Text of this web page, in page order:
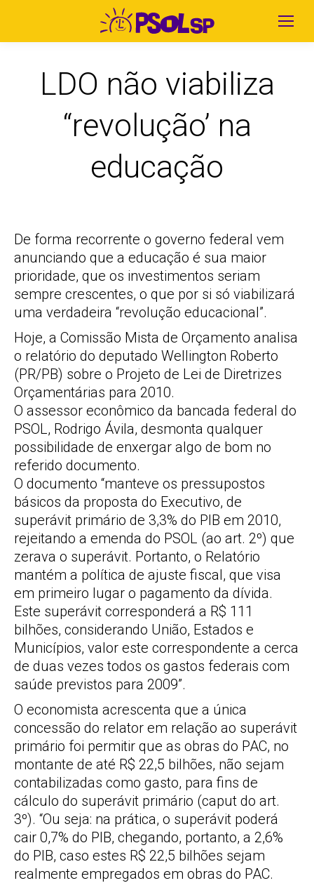
LDO não viabiliza
“revolução’ na
educação
De forma recorrente o governo federal vem
anunciando que a educação é sua maior
prioridade, que os investimentos seriam
sempre crescentes, o que por si só viabilizará
uma verdadeira “revolução educacional”.
Hoje, a Comissão Mista de Orçamento analisa
o relatório do deputado Wellington Roberto
(PR/PB) sobre o Projeto de Lei de Diretrizes
Orçamentárias para 2010.
O assessor econômico da bancada federal do
PSOL, Rodrigo Ávila, desmonta qualquer
possibilidade de enxergar algo de bom no
referido documento.
O documento “manteve os pressupostos
básicos da proposta do Executivo, de
superávit primário de 3,3% do PIB em 2010,
rejeitando a emenda do PSOL (ao art. 2º) que
zerava o superávit. Portanto, o Relatório
mantém a política de ajuste fiscal, que visa
em primeiro lugar o pagamento da dívida.
Este superávit corresponderá a R$ 111
bilhões, considerando União, Estados e
Municípios, valor este correspondente a cerca
de duas vezes todos os gastos federais com
saúde previstos para 2009”.
O economista acrescenta que a única
concessão do relator em relação ao superávit
primário foi permitir que as obras do PAC, no
montante de até R$ 22,5 bilhões, não sejam
contabilizadas como gasto, para fins de
cálculo do superávit primário (caput do art.
3º). “Ou seja: na prática, o superávit poderá
cair 0,7% do PIB, chegando, portanto, a 2,6%
do PIB, caso estes R$ 22,5 bilhões sejam
realmente empregados em obras do PAC.